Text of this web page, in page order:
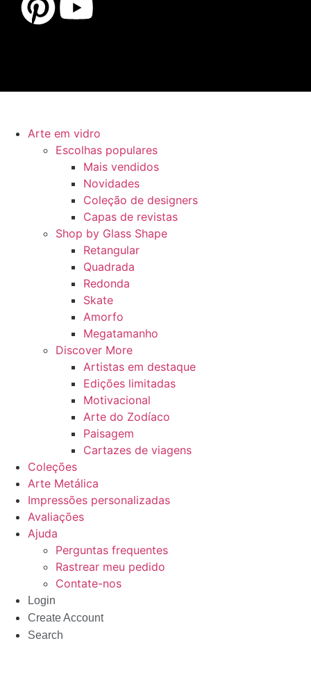
Arte em vidro
Escolhas populares
Mais vendidos
Novidades
Coleção de designers
Capas de revistas
Shop by Glass Shape
Retangular
Quadrada
Redonda
Skate
Amorfo
Megatamanho
Discover More
Artistas em destaque
Edições limitadas
Motivacional
Arte do Zodíaco
Paisagem
Cartazes de viagens
Coleções
Arte Metálica
Impressões personalizadas
Avaliações
Ajuda
Perguntas frequentes
Rastrear meu pedido
Contate-nos
Login
Create Account
Search